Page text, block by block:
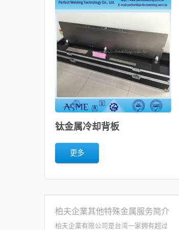
钛金属冷却背板
更多
柏夫企業其他特殊金属服务简介
柏夫企業有限公司是台湾一家拥有超过